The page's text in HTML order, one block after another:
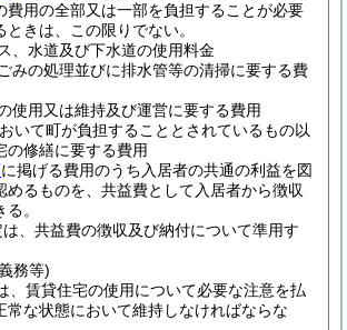
費用の全部又は一部を負担することが必要
ときは、この限りでない。
、水道及び下水道の使用料金
みの処理並びに排水管等の清掃に要する費
使用又は維持及び運営に要する費用
いて町が負担することとされているもの以
の修繕に要する費用
に掲げる費用のうち入居者の共通の利益を図
めるものを、共益費として入居者から徴収
。
、共益費の徴収及び納付について準用す
務等)
、賃貸住宅の使用について必要な注意を払
常な状態において維持しなければならな